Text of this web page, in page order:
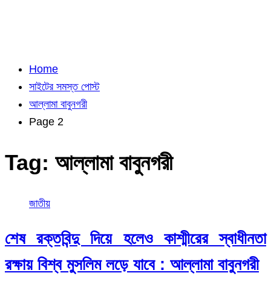
Home
সাইটের সমস্ত পোস্ট
আল্লামা বাবুনগরী
Page 2
Tag: আল্লামা বাবুনগরী
জাতীয়
শেষ রক্তবিন্দু দিয়ে হলেও কাশ্মীরের স্বাধীনতা
রক্ষায় বিশ্ব মুসলিম লড়ে যাবে : আল্লামা বাবুনগরী